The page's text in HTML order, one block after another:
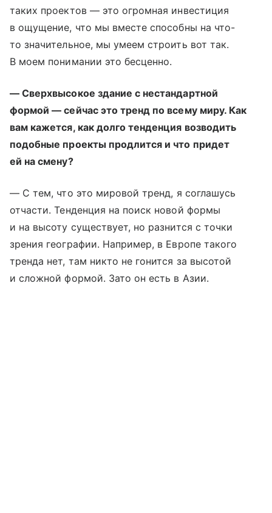
таких проектов — это огромная инвестиция
в ощущение, что мы вместе способны на что-
то значительное, мы умеем строить вот так.
В моем понимании это бесценно.
— Сверхвысокое здание с нестандартной
формой — сейчас это тренд по всему миру. Как
вам кажется, как долго тенденция возводить
подобные проекты продлится и что придет
ей на смену?
— С тем, что это мировой тренд, я соглашусь
отчасти. Тенденция на поиск новой формы
и на высоту существует, но разнится с точки
зрения географии. Например, в Европе такого
тренда нет, там никто не гонится за высотой
и сложной формой. Зато он есть в Азии.